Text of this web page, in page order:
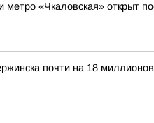
«Чкаловская» открыт
почти на 18